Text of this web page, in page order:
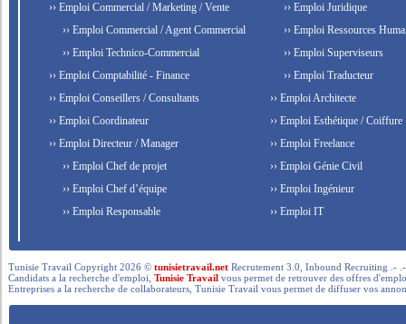
›› Emploi Commercial / Marketing / Vente
›› Emploi Commercial / Agent Commercial
›› Emploi Technico-Commercial
›› Emploi Comptabilité - Finance
›› Emploi Conseillers / Consultants
›› Emploi Coordinateur
›› Emploi Directeur / Manager
›› Emploi Chef de projet
›› Emploi Chef d’équipe
›› Emploi Responsable
›› Emploi Juridique
›› Emploi Ressources
›› Emploi Superviseurs
›› Emploi Traducteur
›› Emploi Architecte
›› Emploi Esthétique / Coiffure
›› Emploi Freelance
›› Emploi Génie Civil
›› Emploi Ingénieur
›› Emploi IT
Tunisie Travail Copyright 2026 ©tunisietravail.net Recrutement 3.0, Inbound Recruiting .-
Candidats a la recherche d'emploi,Tunisie Travail vous permet de retrouver des offres
Entreprises a la recherche de collaborateurs, Tunisie Travail vous permet de diffuser vos